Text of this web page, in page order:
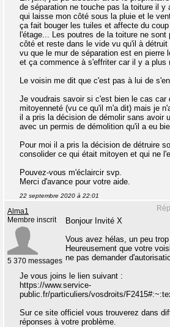
de séparation ne touche pas la toiture il y
qui laisse mon côté sous la pluie et le
ça fait bouger les tuiles et affecte du
l'étage... Les poutres de la toiture ne
côté et reste dans le vide vu qu'il à
vu que le mur de séparation est en pierre
et ça commence à s'effriter car il y a plus
Le voisin me dit que c'est pas à lui de
Je voudrais savoir si c'est bien le cas car
mitoyenneté (vu ce qu'il m'a dit) mais je
il a pris la décision de démolir sans avoir
avec un permis de démolition qu'il a eu
Pour moi il a pris la décision de détruire
consolider ce qui était mitoyen et qui ne
Pouvez-vous m'éclaircir svp.
Merci d'avance pour votre aide.
22 septembre 2020 à 22:01
Alma1
Membre inscrit
5 370 messages
Bonjour Invité X
Vous avez hélas, un peu
Heureusement que votre
ne pas demander
Je vous joins le lien suivant :
https://www.service-
public.fr/particuliers/vosdroits/
Sur ce site officiel vous trouverez dans
réponses à votre problème.